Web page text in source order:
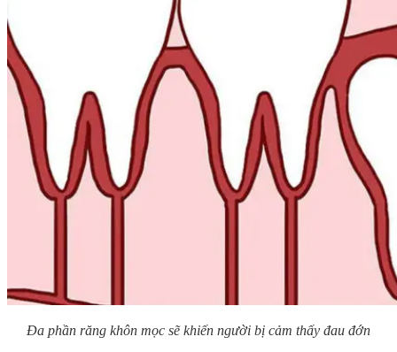
Đa phần răng khôn mọc sẽ khiến người bị cảm thấy đau đớn